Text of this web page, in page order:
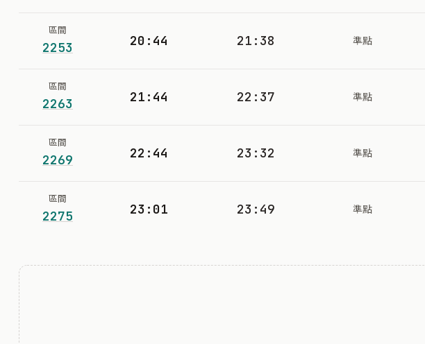
區間
2253 20:44 21:38 準點
區間
2263 21:44 22:37 準點
區間
2269 22:44 23:32 準點
區間
2275 23:01 23:49 準點